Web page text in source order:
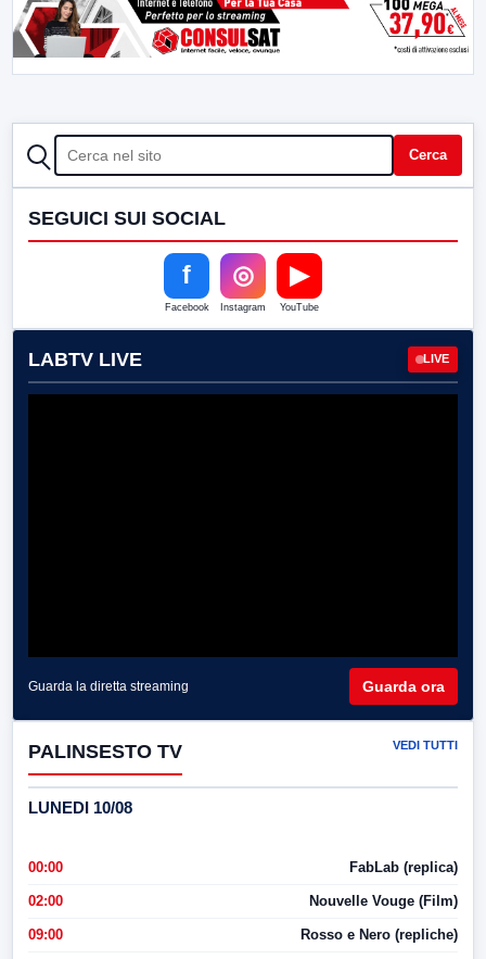
CERCA Cerca
SEGUICI SUI SOCIAL
f
Facebook
◎
Instagram
▶
YouTube
LABTV LIVE LIVE
Guarda la diretta streaming Guarda ora
PALINSESTO TV VEDI TUTTI
LUNEDI 10/08
00:00 FabLab (replica)
02:00 Nouvelle Vouge (Film)
09:00 Rosso e Nero (repliche)